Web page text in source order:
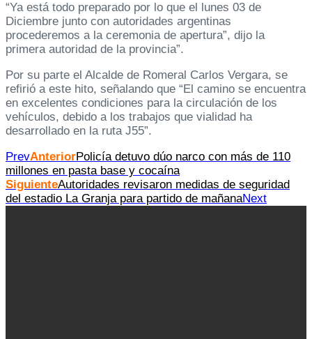
“Ya está todo preparado por lo que el lunes 03 de
Diciembre junto con autoridades argentinas
procederemos a la ceremonia de apertura”, dijo la
primera autoridad de la provincia”.
Por su parte el Alcalde de Romeral Carlos Vergara, se
refirió a este hito, señalando que “El camino se encuentra
en excelentes condiciones para la circulación de los
vehículos, debido a los trabajos que vialidad ha
desarrollado en la ruta J55”.
PrevAnteriorPolicía detuvo dúo narco con más de 110
millones en pasta base y cocaína
SiguienteAutoridades revisaron medidas de seguridad
del estadio La Granja para partido de mañanaNext